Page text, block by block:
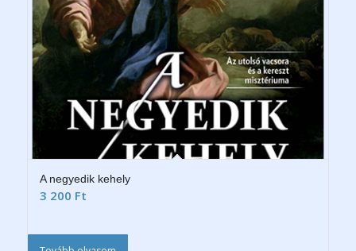
A negyedik kehely
3 200 Ft